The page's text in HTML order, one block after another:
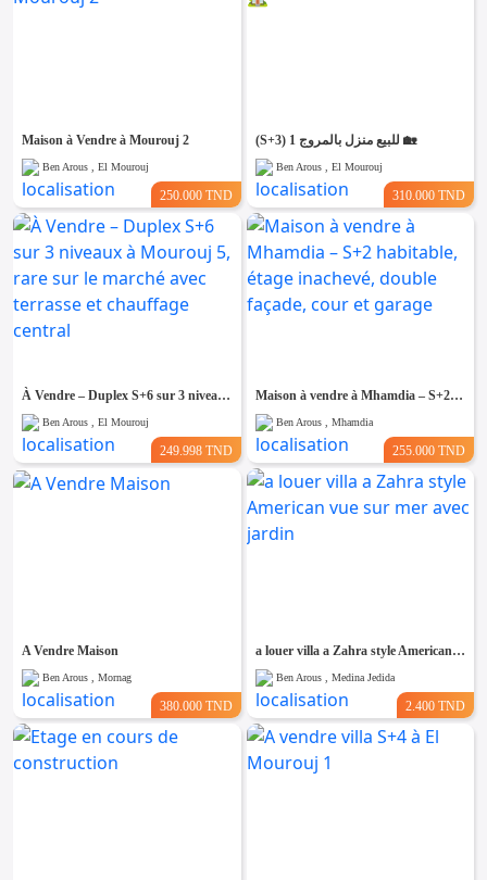
Maison à Vendre à Mourouj 2
Ben Arous , El Mourouj
250.000 TND
(S+3) 1 للبيع منزل بالمروج 🏡
Ben Arous , El Mourouj
310.000 TND
À Vendre – Duplex S+6 sur 3 niveaux à Mourouj 5, rare sur le marché avec terrasse et chauffage central
Ben Arous , El Mourouj
249.998 TND
Maison à vendre à Mhamdia – S+2 habitable, étage inachevé, double façade, cour et garage
Ben Arous , Mhamdia
255.000 TND
A Vendre Maison
Ben Arous , Mornag
380.000 TND
a louer villa a Zahra style American vue sur mer avec jardin
Ben Arous , Medina Jedida
2.400 TND